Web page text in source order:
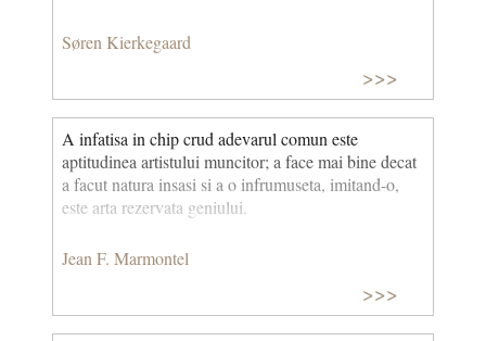
Søren Kierkegaard
>>>
A infatisa in chip crud adevarul comun este
aptitudinea artistului muncitor; a face mai bine decat
a facut natura insasi si a o infrumuseta, imitand-o,
este arta rezervata geniului.
Jean F. Marmontel
>>>